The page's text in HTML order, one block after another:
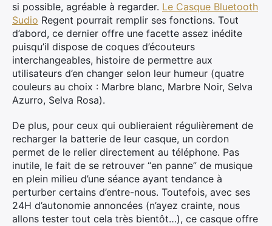
si possible, agréable à regarder. Le Casque Bluetooth
Sudio Regent pourrait remplir ses fonctions. Tout
d’abord, ce dernier offre une facette assez inédite
puisqu’il dispose de coques d’écouteurs
interchangeables, histoire de permettre aux
utilisateurs d’en changer selon leur humeur (quatre
couleurs au choix : Marbre blanc, Marbre Noir, Selva
Azurro, Selva Rosa).
De plus, pour ceux qui oublieraient régulièrement de
recharger la batterie de leur casque, un cordon
permet de le relier directement au téléphone. Pas
inutile, le fait de se retrouver “en panne” de musique
en plein milieu d’une séance ayant tendance à
perturber certains d’entre-nous. Toutefois, avec ses
24H d’autonomie annoncées (n’ayez crainte, nous
allons tester tout cela très bientôt…), ce casque offre